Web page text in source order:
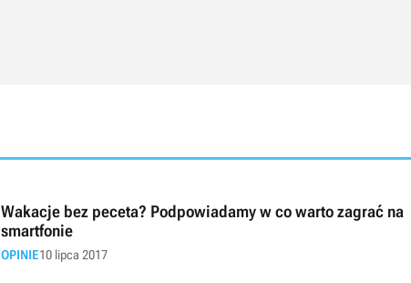
Wakacje bez peceta? Podpowiadamy w co warto zagrać na
smartfonie
OPINIE10 lipca 2017